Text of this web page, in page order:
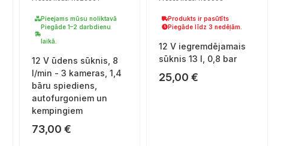
Pieejams mūsu noliktavā
Piegāde 1–2 darbdienu
laikā.
12 V ūdens sūknis, 8
l/min - 3 kameras, 1,4
bāru spiediens,
autofurgoniem un
kempingiem
73,00 €
Produkts ir pasūtīts
Piegāde līdz 3 nedēļām.
12 V iegremdējamais
sūknis 13 l, 0,8 bar
25,00€